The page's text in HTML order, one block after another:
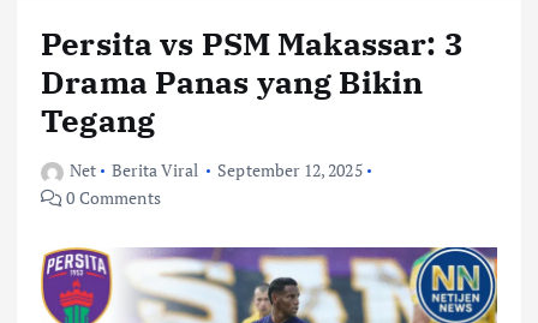
Persita vs PSM Makassar: 3
Drama Panas yang Bikin
Tegang
Net Berita Viral
September 12, 2025
0 Comments